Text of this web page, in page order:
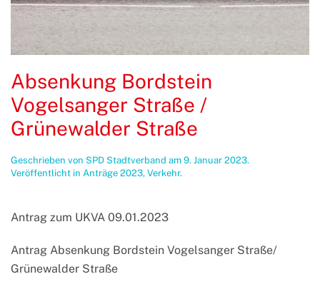
Absenkung Bordstein
Vogelsanger Straße /
Grünewalder Straße
Geschrieben von SPD Stadtverband am 9. Januar 2023.
Veröffentlicht in Anträge 2023, Verkehr.
Antrag zum UKVA 09.01.2023
Antrag Absenkung Bordstein Vogelsanger Straße/
Grünewalder Straße